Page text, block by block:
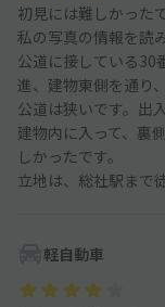
初見には難しかったで
私の写真の情報を読
公道に接している30
進、建物東側を通り
公道は狭いです。出
建物内に入って、裏
しかったです。
立地は、総社駅まで
軽自動車